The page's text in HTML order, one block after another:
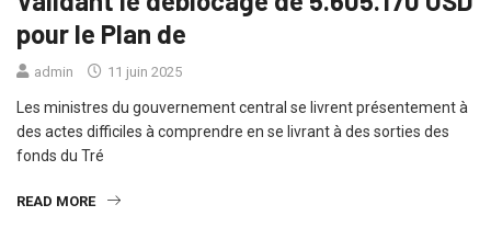
pour le Plan de
admin 11 juin 2025
Les ministres du gouvernement central se livrent présentement à
des actes difficiles à comprendre en se livrant à des sorties des
fonds du Tré
READ MORE